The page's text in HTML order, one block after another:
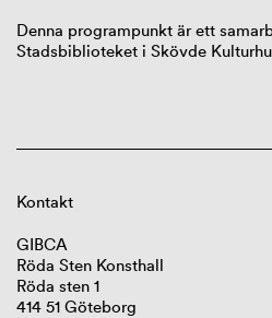
Denna programpunkt är ett
Stadsbiblioteket i Skövde
Kontakt
GIBCA
Röda Sten Konsthall
Röda sten 1
414 51 Göteborg